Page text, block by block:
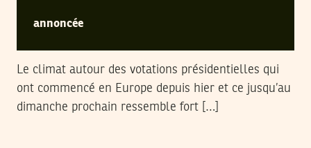
annoncée
Le climat autour des votations présidentielles qui
ont commencé en Europe depuis hier et ce jusqu’au
dimanche prochain ressemble fort […]